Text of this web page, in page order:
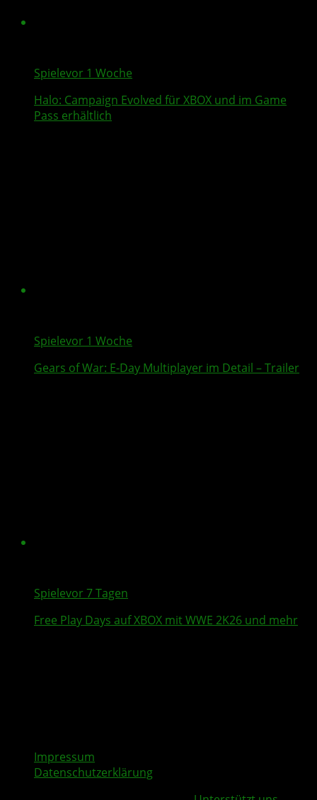
Spielevor 1 Woche
Halo: Campaign Evolved für XBOX und im Game
Pass erhältlich
Spielevor 1 Woche
Gears of War: E-Day Multiplayer im Detail – Trailer
Spielevor 7 Tagen
Free Play Days auf XBOX mitWWE 2K26 und mehr
Impressum
Datenschutzerklärung